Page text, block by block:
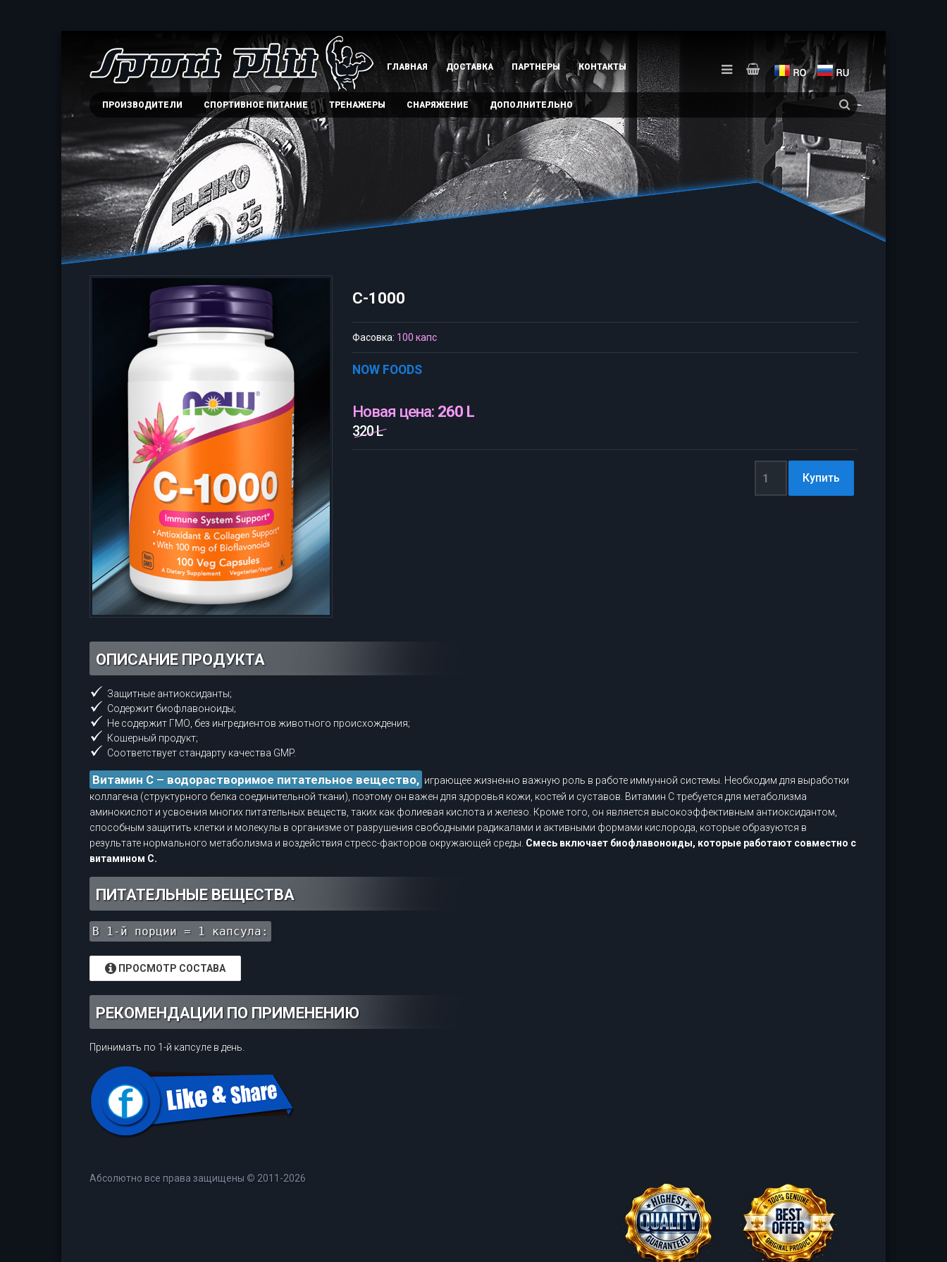
ГЛАВНАЯ ДОСТАВКА ПАРТНЕРЫ КОНТАКТЫ
ПРОИЗВОДИТЕЛИ СПОРТИВНОЕ ПИТАНИЕ ТРЕНАЖЕРЫ СНАРЯЖЕНИЕ ДОПОЛНИТЕЛЬНО
C-1000
Фасовка: 100 капс
NOW FOODS
Новая цена: 260 L
320 L
ОПИСАНИЕ ПРОДУКТА
Защитные антиоксиданты;
Содержит биофлавоноиды;
Не содержит ГМО, без ингредиентов животного происхождения;
Кошерный продукт;
Соответствует стандарту качества GMP.
Витамин С – водорастворимое питательное вещество, играющее жизненно важную роль в работе иммунной системы. Необходим для выработки
коллагена (структурного белка соединительной ткани), поэтому он важен для здоровья кожи, костей и суставов. Витамин С требуется для метаболизма
аминокислот и усвоения многих питательных веществ, таких как фолиевая кислота и железо. Кроме того, он является высокоэффективным антиоксидантом,
способным защитить клетки и молекулы в организме от разрушения свободными радикалами и активными формами кислорода, которые образуются в
результате нормального метаболизма и воздействия стресс-факторов окружающей среды. Смесь включает биофлавоноиды, которые работают совместно с
витамином C.
ПИТАТЕЛЬНЫЕ ВЕЩЕСТВА
В 1-й порции = 1 капсула:
ПРОСМОТР СОСТАВА
РЕКОМЕНДАЦИИ ПО ПРИМЕНЕНИЮ
Принимать по 1-й капсуле в день.
Абсолютно все права защищены © 2011-2026